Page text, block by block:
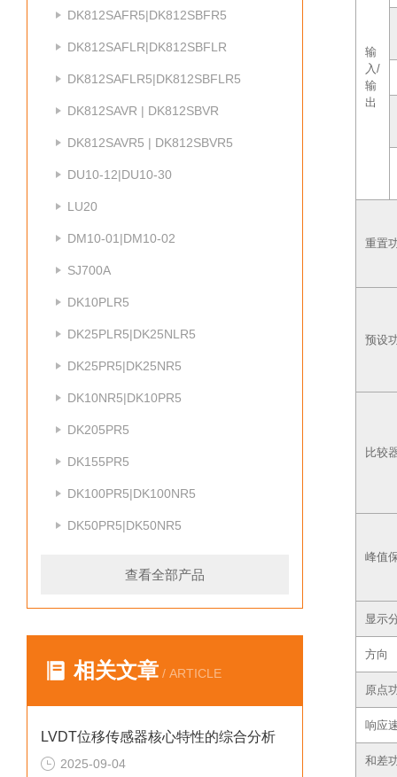
DK812SAFR5|DK812SBFR5
DK812SAFLR|DK812SBFLR
DK812SAFLR5|DK812SBFLR5
DK812SAVR | DK812SBVR
DK812SAVR5 | DK812SBVR5
DU10-12|DU10-30
LU20
DM10-01|DM10-02
SJ700A
DK10PLR5
DK25PLR5|DK25NLR5
DK25PR5|DK25NR5
DK10NR5|DK10PR5
DK205PR5
DK155PR5
DK100PR5|DK100NR5
DK50PR5|DK50NR5
查看全部产品
相关文章 / ARTICLE
LVDT位移传感器核心特性的综合分析
2025-09-04
输
入/
输
出
重置
预设
比较
峰值
显示
方向
原点
响应
和差